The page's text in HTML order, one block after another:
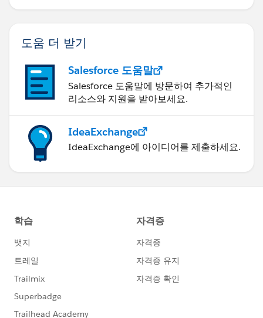
도움 더 받기
Salesforce 도움말
Salesforce 도움말에 방문하여 추가적인
리소스와 지원을 받아보세요.
IdeaExchange
IdeaExchange에 아이디어를 제출하세요.